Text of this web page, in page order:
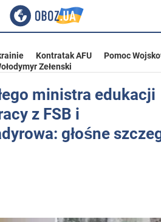
Kontratak AFU
Pomoc
Zełenski
ministra edukacji
z FSB i
głośne